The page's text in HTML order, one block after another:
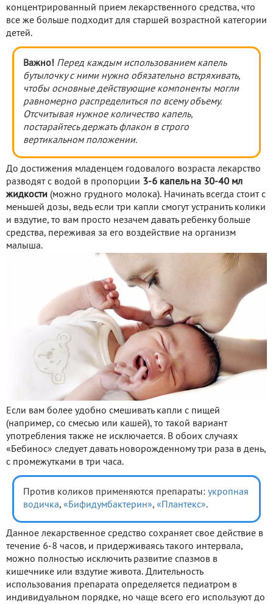
концентрированный прием лекарственного средства, что
все же больше подходит для старшей возрастной категории
детей.
Важно! Перед каждым использованием капель
бутылочку с ними нужно обязательно встряхивать,
чтобы основные действующие компоненты могли
равномерно распределиться по всему объему.
Отсчитывая нужное количество капель,
постарайтесь держать флакон в строго
вертикальном положении.
До достижения младенцем годовалого возраста лекарство
разводят с водой в пропорции 3-6 капель на 30-40 мл
жидкости (можно грудного молока). Начинать всегда стоит с
меньшей дозы, ведь если три капли смогут устранить колики
и вздутие, то вам просто незачем давать ребенку больше
средства, переживая за его воздействие на организм
малыша.
Если вам более удобно смешивать капли с пищей
(например, со смесью или кашей), то такой вариант
употребления также не исключается. В обоих случаях
«Бебинос» следует давать новорожденному три раза в день,
с промежутками в три часа.
Против коликов применяются препараты: укропная
водичка, «Бифидумбактерин», «Плантекс».
Данное лекарственное средство сохраняет свое действие в
течение 6-8 часов, и придерживаясь такого интервала,
можно полностью исключить развитие спазмов в
кишечнике или вздутие живота. Длительность
использования препарата определяется педиатром в
индивидуальном порядке, но чаще всего его используют до